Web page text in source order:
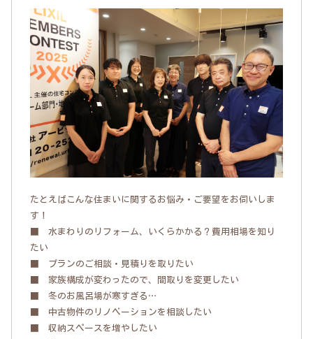
たとえばこんな住まいに関するお悩み・ご要望をお伺いしま
す！
■ 水まわりのリフォーム、いくらかかる？費用相場を知り
たい
■ プランのご相談・見積りを取りたい
■ 家族構成が変わったので、間取りを変更したい
■ 冬のお風呂場が寒すぎる…
■ 中古物件のリノベーションを相談したい
■ 収納スペースを増やしたい